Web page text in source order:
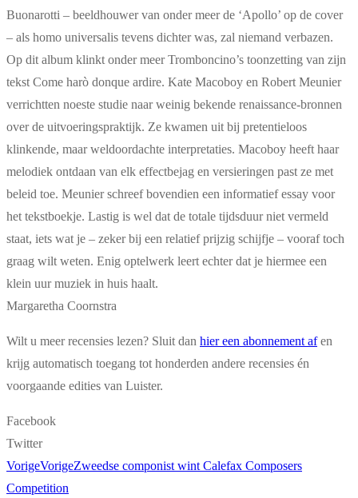
Buonarotti – beeldhouwer van onder meer de ‘Apollo’ op de cover
– als homo universalis tevens dichter was, zal niemand verbazen.
Op dit album klinkt onder meer Tromboncino’s toonzetting van zijn
tekst Come harò donque ardire. Kate Macoboy en Robert Meunier
verrichtten noeste studie naar weinig bekende renaissance-bronnen
over de uitvoeringspraktijk. Ze kwamen uit bij pretentieloos
klinkende, maar weldoordachte interpretaties. Macoboy heeft haar
melodiek ontdaan van elk effectbejag en versieringen past ze met
beleid toe. Meunier schreef bovendien een informatief essay voor
het tekstboekje. Lastig is wel dat de totale tijdsduur niet vermeld
staat, iets wat je – zeker bij een relatief prijzig schijfje – vooraf toch
graag wilt weten. Enig optelwerk leert echter dat je hiermee een
klein uur muziek in huis haalt.
Margaretha Coornstra
Wilt u meer recensies lezen? Sluit dan hier een abonnement afen
krijg automatisch toegang tot honderden andere recensies én
voorgaande edities van Luister.
Facebook
Twitter
VorigeVorigeZweedse componist wint Calefax Composers
Competition